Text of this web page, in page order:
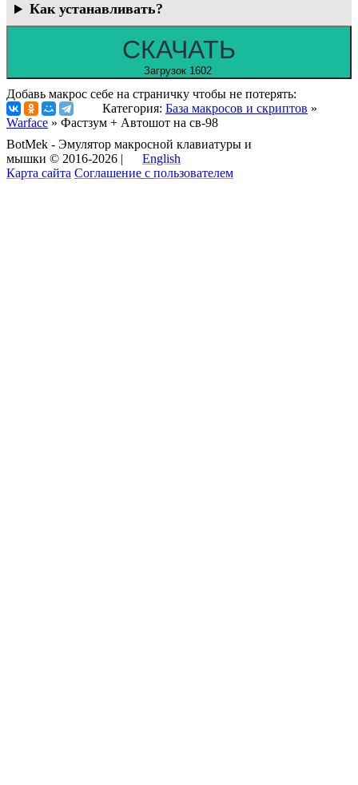
Как устанавливать?
СКАЧАТЬ
Загрузок 1602
Добавь макрос себе на страничку чтобы не потерять:
Категория: База макросов и скриптов »
Warface » Фастзум + Автошот на св-98
BotMek - Эмулятор макросной клавиатуры и
мышки © 2016-2026 |
English
Карта сайта Соглашение с пользователем